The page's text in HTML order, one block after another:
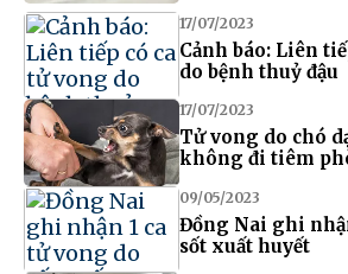
17/07/2023
Cảnh báo: Liên
do bệnh thuỷ đậu
17/07/2023
Tử vong do chó
không đi tiêm
09/05/2023
Đồng Nai ghi
sốt xuất huyết